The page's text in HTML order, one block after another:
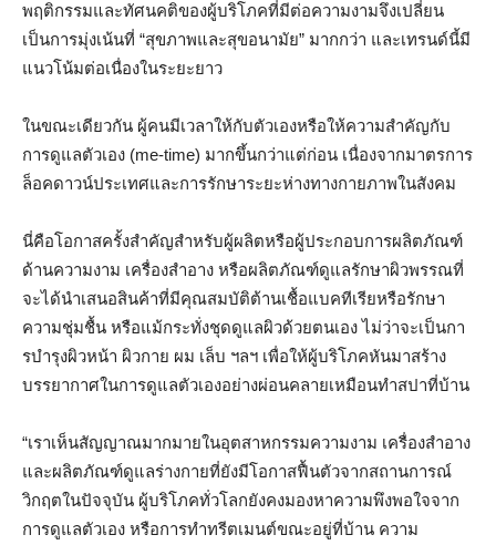
พฤติกรรมและทัศนคติของผู้บริโภคที่มีต่อความงามจึงเปลี่ยน
เป็นการมุ่งเน้นที่ “สุขภาพและสุขอนามัย” มากกว่า และเทรนด์นี้มี
แนวโน้มต่อเนื่องในระยะยาว
ในขณะเดียวกัน ผู้คนมีเวลาให้กับตัวเองหรือให้ความสําคัญกับ
การดูแลตัวเอง (me-time) มากขึ้นกว่าแต่ก่อน เนื่องจากมาตรการ
ล็อคดาวน์ประเทศและการรักษาระยะห่างทางกายภาพในสังคม
นี่คือโอกาสครั้งสำคัญสําหรับผู้ผลิตหรือผู้ประกอบการผลิตภัณฑ์
ด้านความงาม เครื่องสําอาง หรือผลิตภัณฑ์ดูแลรักษาผิวพรรณที่
จะได้นําเสนอสินค้าที่มีคุณสมบัติต้านเชื้อแบคทีเรียหรือรักษา
ความชุ่มชื้น หรือแม้กระทั่งชุดดูแลผิวด้วยตนเอง ไม่ว่าจะเป็นกา
รบํารุงผิวหน้า ผิวกาย ผม เล็บ ฯลฯ เพื่อให้ผู้บริโภคหันมาสร้าง
บรรยากาศในการดูแลตัวเองอย่างผ่อนคลายเหมือนทําสปาที่บ้าน
“เราเห็นสัญญาณมากมายในอุตสาหกรรมความงาม เครื่องสำอาง
และผลิตภัณฑ์ดูแลร่างกายที่ยังมีโอกาสฟื้นตัวจากสถานการณ์
วิกฤตในปัจจุบัน ผู้บริโภคทั่วโลกยังคงมองหาความพึงพอใจจาก
การดูแลตัวเอง หรือการทำทรีตเมนต์ขณะอยู่ที่บ้าน ความ